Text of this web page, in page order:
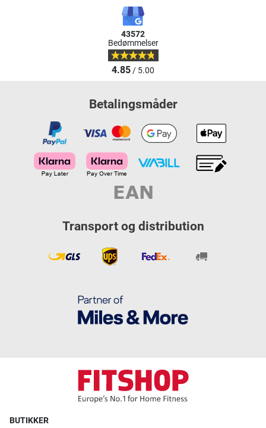
43572
Bedømmelser
4.85/ 5.00
Betalingsmåder
Transport og distribution
BUTIKKER